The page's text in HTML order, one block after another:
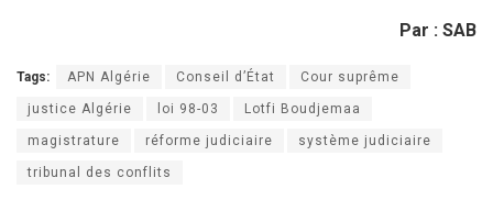
Par : SAB
Tags: APN Algérie Conseil d’État Cour suprême
justice Algérie loi 98-03 Lotfi Boudjemaa
magistrature réforme judiciaire système judiciaire
tribunal des conflits